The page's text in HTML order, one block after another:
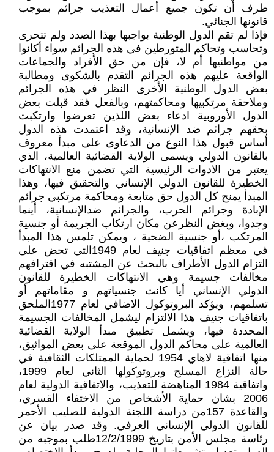
طرف أن تكون جميع أعمال التعذيب جرائم بموجب
قانونها الجنائي.
فإذا لم تقم الدول الوطنية بواجبها بهذا الصدد ولم تتحرى
وتحاسب وتحاكم المتورطين في هذه الجرائم سواء أكانوا
من مواطنيها أم لا، فإن من حق الأفراد والجماعات
الواقعة عليهم هذه الجرائم التقدم بالشكوى ومطالبة
بعض الدول الوطنية الأخرى النظر في هذه الجرائم
وملاحقة مرتكبيها ومحاكمتهم، وبالفعل فقد قبلت بعض
الدول الأوروبية ادعاء بعض اللذين تعرضوا وارتكبت
بحقهم جرائم ضد الإنسانية، وقد اعتمدت هذه الدول
أساس قبول هذا النوع من الدعاوى على مبدأ معروف
بالقانون الدولي ويسمى الولاية القضائية العالمية، الذي
يعتبر من الادوات الرئيسية التي تضمن منع الانتهاكات
الخطيرة للقانون الدولي الإنساني والتحقيق فيها، وهذا
المبدأ يمنح كل الدول حق متابعة ومحاكمة مرتكبي جرائم
الإبادة وجرائم الحرب، والجرائم ضدالإنسانية، أينما
وجدوا، وبغض النظرعن مكان ارتكاب الجريمة أو جنسية
المرتكب ،أو جنسية الضحية ، ويمكن تلمس هذا المبدأ
في معظم اتفاقيات جنيف لعام 1949التي تحض على
التزام الدول الأطراف بالبحث عن المشتبه في اقترافهم
مخالفات جسيمة وهي الانتهاكات الخطيرة للقانون
الدولي الإنساني أيا كانت جنسياتهم و مقاماتهم أو
تسلمهم، ويؤكد البروتوكول الاضافي لعام 1977الملحق
باتفاقيات جنيف هذا الالتزام ليشمل المخالفات الجسيمة
المحددة فيها، ويشمل تطبيق مبدأ الولاية القضائية
العالمية على محاكم الدول الموقعة على بعض المواثيق،
منها اتفاقية لاهاي 1954 لحماية الممتلكات الثقافية في
حالة النزاع المسلح وبروتوكولها الثاني لعام 1999،
واتفاقية 1984 المناهضة للتعذيب، والاتفاقية الدولية لعام
2006 بشان حماية الأشخاص من الاختفاء القسري،
والقاعدة 157من دراسة اللجنة الدولية للصليب الأحمر
للقانون الدولي الإنساني العرفي. وقد صدر بيان عن
رئاسة مجلس الأمن بتاريخ 12/2/1999طلب بموجبه من